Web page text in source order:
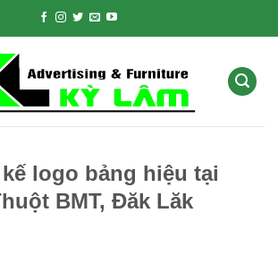
logo bảng hiệu tại
BMT, Đăk Lăk